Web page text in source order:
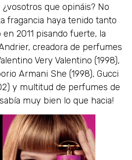
que opináis? No
fragancia haya tenido tanto
2011 pisando fuerte, la
creadora de perfumes
Very Valentino (1998),
Armani She (1998), Gucci
y multitud de perfumes de
muy bien lo que hacia!